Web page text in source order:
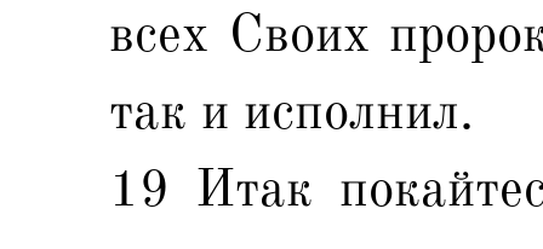
всех Своих
так и исполнил.
19 Итак